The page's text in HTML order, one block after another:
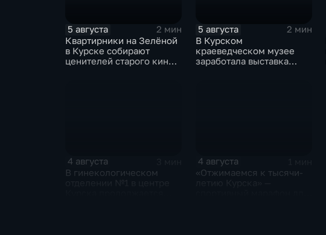
5 августа
2 мин
Квартирники на Зелёной
в Курске собирают
ценителей старого кино
5 августа
2 мин
В Курском
краеведческом музее
заработала выставка
4 августа
В гинекологическом
4 августа
«Отжимаемся к тысячи-